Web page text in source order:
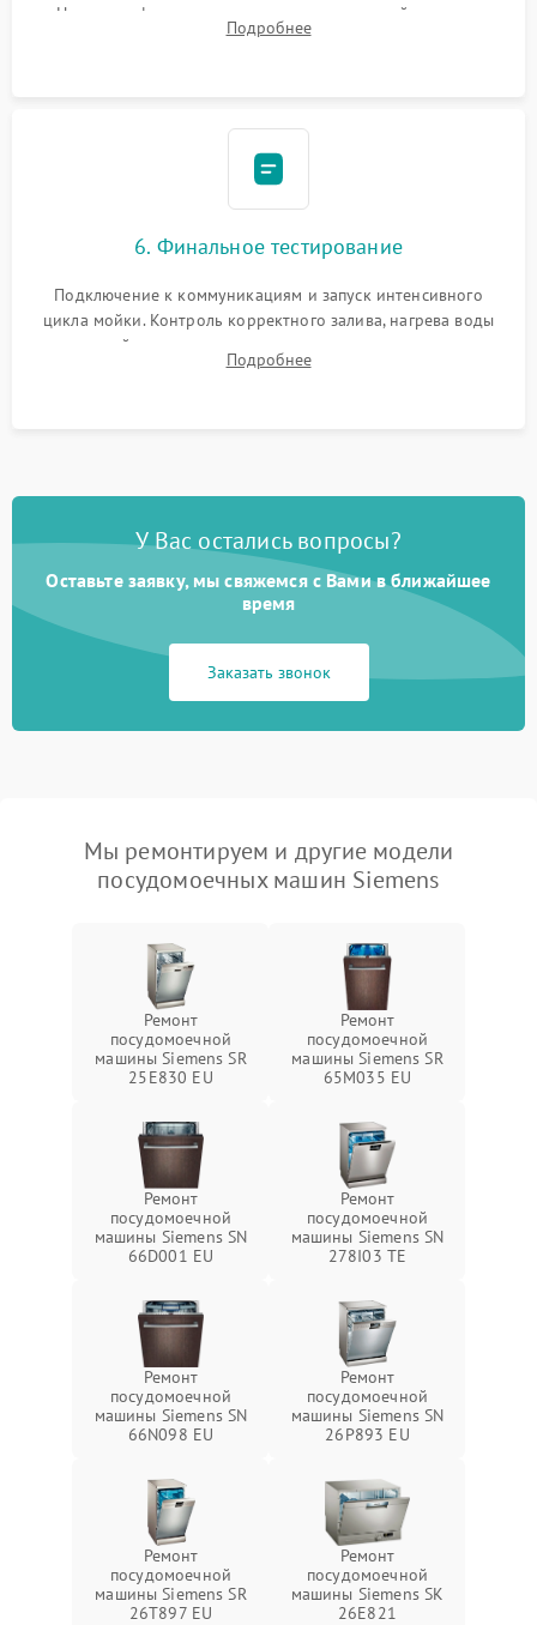
Надежная фиксация хомутов гидравлической системы,
сборка корпуса и установка датчика поплавка.
Подробнее
6. Финальное тестирование
Подключение к коммуникациям и запуск интенсивного
цикла мойки. Контроль корректного залива, нагрева воды
до нужной температуры, отсутствия посторонних шумов,
штатного слива и абсолютной сухости в поддоне.
Подробнее
У Вас остались вопросы?
Оставьте заявку, мы свяжемся с Вами в ближайшее
время
Заказать звонок
Мы ремонтируем и другие модели
посудомоечных машин Siemens
Ремонт
посудомоечной
машины Siemens SR
25E830 EU
Ремонт
посудомоечной
машины Siemens SR
65M035 EU
Ремонт
посудомоечной
машины Siemens SN
66D001 EU
Ремонт
посудомоечной
машины Siemens SN
278I03 TE
Ремонт
посудомоечной
машины Siemens SN
66N098 EU
Ремонт
посудомоечной
машины Siemens SN
26P893 EU
Ремонт
посудомоечной
машины Siemens SR
26T897 EU
Ремонт
посудомоечной
машины Siemens SK
26E821